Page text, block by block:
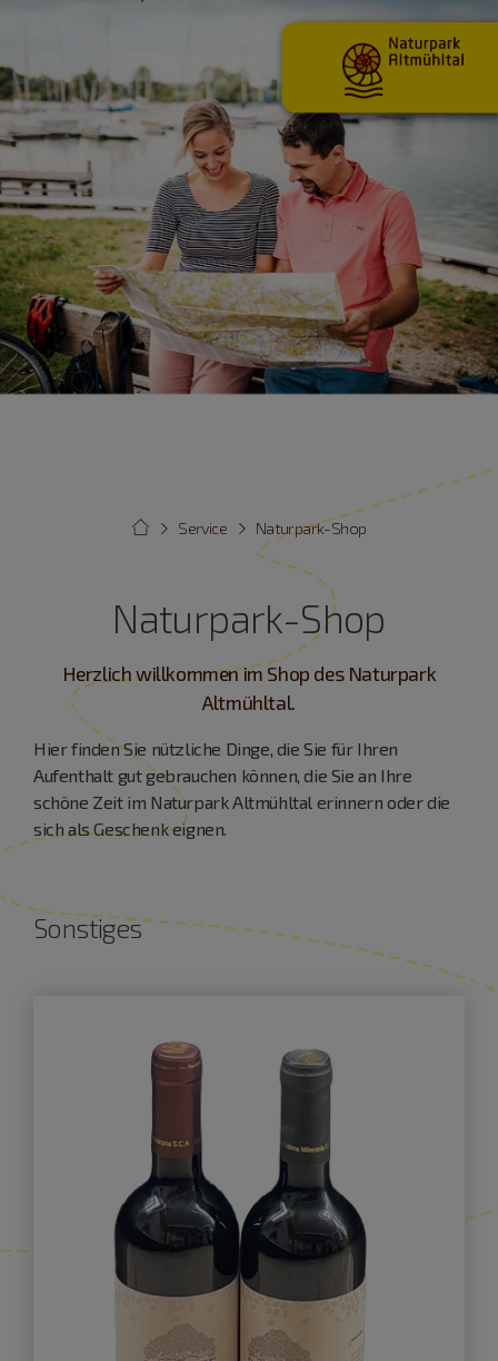
Naturpark-Shop
Service
Naturpark-Shop
Herzlich willkommen im Shop des Naturpark
Altmühltal.
Hier finden Sie nützliche Dinge, die Sie für Ihren
Aufenthalt gut gebrauchen können, die Sie an Ihre
schöne Zeit im Naturpark Altmühltal erinnern oder die
sich als Geschenk eignen.
Sonstiges